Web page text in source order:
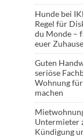
Hunde bei
Regel für
du Monde –
euer Zuhause
Guten
seriöse
Wohnung
machen
Untermieter
Kündigung